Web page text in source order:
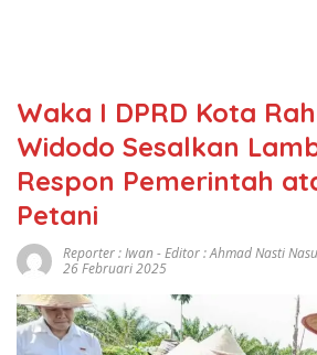
Waka I DPRD Kota
Widodo Sesalkan
Respon Pemerintah
Petani
Reporter : Iwan - Editor : Ahmad Nasti
26 Februari 2025